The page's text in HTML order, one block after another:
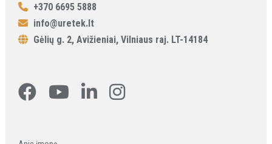
+370 6695 5888
info@uretek.lt
Gėlių g. 2, Avižieniai, Vilniaus raj. LT-14184